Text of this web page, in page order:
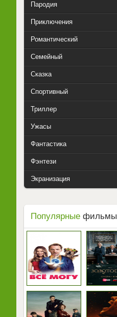
Пародия
Приключения
Романтический
Семейный
Сказка
Спортивный
Триллер
Ужасы
Фантастика
Фэнтези
Экранизация
Популярные фильмы